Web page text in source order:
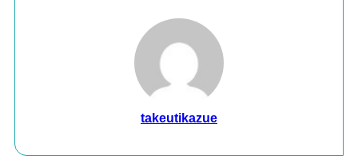
takeutikazue